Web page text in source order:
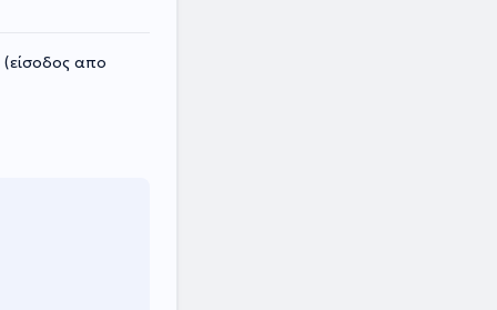
(είσοδος απο